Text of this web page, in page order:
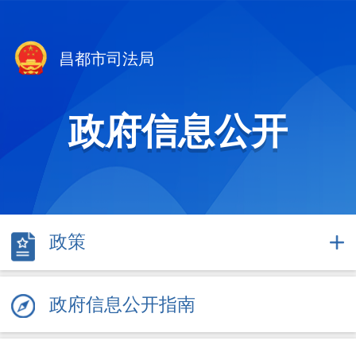
昌都市司法局
政府信息公开
政策
政府信息公开指南